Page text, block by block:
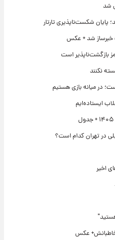
شد
شکست‌ناپذیری تارتار
خبرساز شد + عکس
بازگشت‌ناپذیر است
نکنند
در میانه بازی هستیم
ایستاده‌ایم
در تهران کدام است؟
اخیر
عکس